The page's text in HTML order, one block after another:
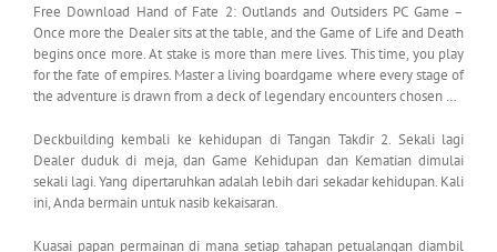
Free Download Hand of Fate 2: Outlands and Outsiders PC Game –
Once more the Dealer sits at the table, and the Game of Life and Death
begins once more. At stake is more than mere lives. This time, you play
for the fate of empires. Master a living boardgame where every stage of
the adventure is drawn from a deck of legendary encounters chosen …
Deckbuilding kembali ke kehidupan di Tangan Takdir 2. Sekali lagi
Dealer duduk di meja, dan Game Kehidupan dan Kematian dimulai
sekali lagi. Yang dipertaruhkan adalah lebih dari sekadar kehidupan. Kali
ini, Anda bermain untuk nasib kekaisaran.
Kuasai papan permainan di mana setiap tahapan petualangan diambil